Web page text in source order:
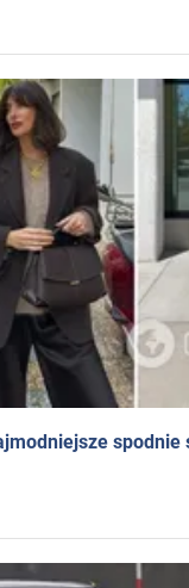
spodnie